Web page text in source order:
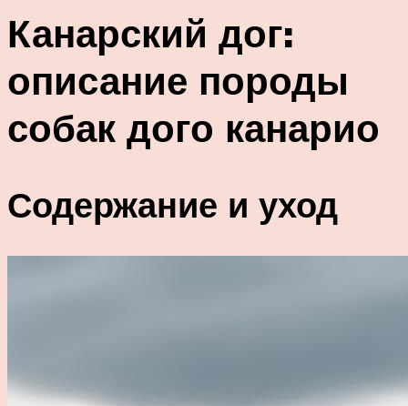
Канарский дог:
описание породы
собак дого канарио
Содержание и уход